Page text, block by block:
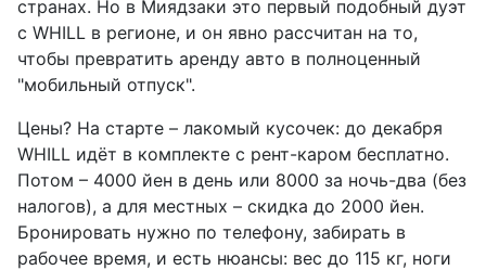
странах. Но в Миядзаки это первый подобный дуэт
с WHILL в регионе, и он явно рассчитан на то,
чтобы превратить аренду авто в полноценный
"мобильный отпуск".
Цены? На старте – лакомый кусочек: до декабря
WHILL идёт в комплекте с рент-каром бесплатно.
Потом – 4000 йен в день или 8000 за ночь-два (без
налогов), а для местных – скидка до 2000 йен.
Бронировать нужно по телефону, забирать в
рабочее время, и есть нюансы: вес до 115 кг, ноги